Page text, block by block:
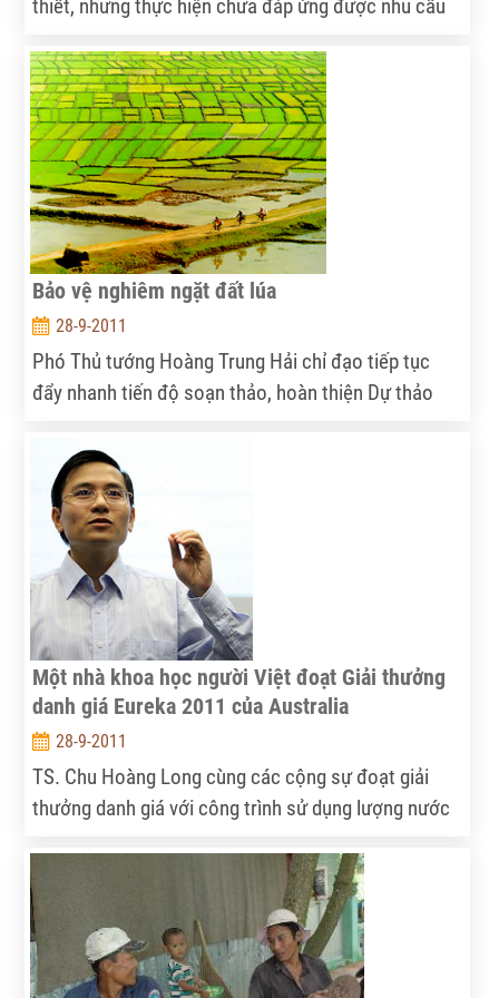
thiết, nhưng thực hiện chưa đáp ứng được nhu cầu
Bảo vệ nghiêm ngặt đất lúa
28-9-2011
Phó Thủ tướng Hoàng Trung Hải chỉ đạo tiếp tục
đẩy nhanh tiến độ soạn thảo, hoàn thiện Dự thảo
phủ ban hành trong thời gian sớm nhất. Tinh thần
chung là đất lúa được bảo vệ nghiêm ngặt, sử dụng
tiết kiệm, có hiệu quả, đảm bảo nhu cầu cho đất
nước phát triển.
Một nhà khoa học người Việt đoạt Giải thưởng
danh giá Eureka 2011 của Australia
28-9-2011
TS. Chu Hoàng Long cùng các cộng sự đoạt giải
thưởng danh giá với công trình sử dụng lượng nước